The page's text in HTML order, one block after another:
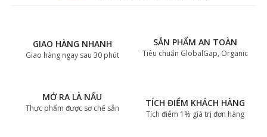
GIAO HÀNG NHANH
Giao hàng ngay sau 30 phút
SẢN PHẨM AN TOÀN
Tiêu chuẩn GlobalGap, Organic
MỞ RA LÀ NẤU
Thực phẩm được sơ chế sẵn TÍCH ĐIỂM KHÁCH HÀNG
Tích điểm 1% giá trị đơn hàng